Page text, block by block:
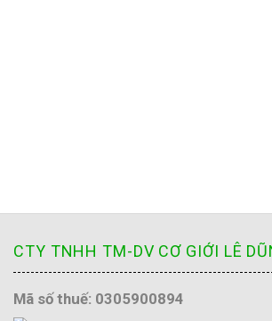
CTY TNHH TM-DV CƠ GIỚI LÊ
Mã số thuế: 0305900894